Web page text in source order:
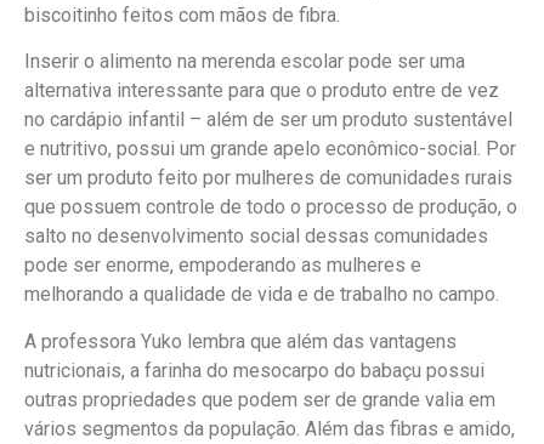
biscoitinho feitos com mãos de fibra.
Inserir o alimento na merenda escolar pode ser uma
alternativa interessante para que o produto entre de vez
no cardápio infantil – além de ser um produto sustentável
e nutritivo, possui um grande apelo econômico-social. Por
ser um produto feito por mulheres de comunidades rurais
que possuem controle de todo o processo de produção, o
salto no desenvolvimento social dessas comunidades
pode ser enorme, empoderando as mulheres e
melhorando a qualidade de vida e de trabalho no campo.
A professora Yuko lembra que além das vantagens
nutricionais, a farinha do mesocarpo do babaçu possui
outras propriedades que podem ser de grande valia em
vários segmentos da população. Além das fibras e amido,